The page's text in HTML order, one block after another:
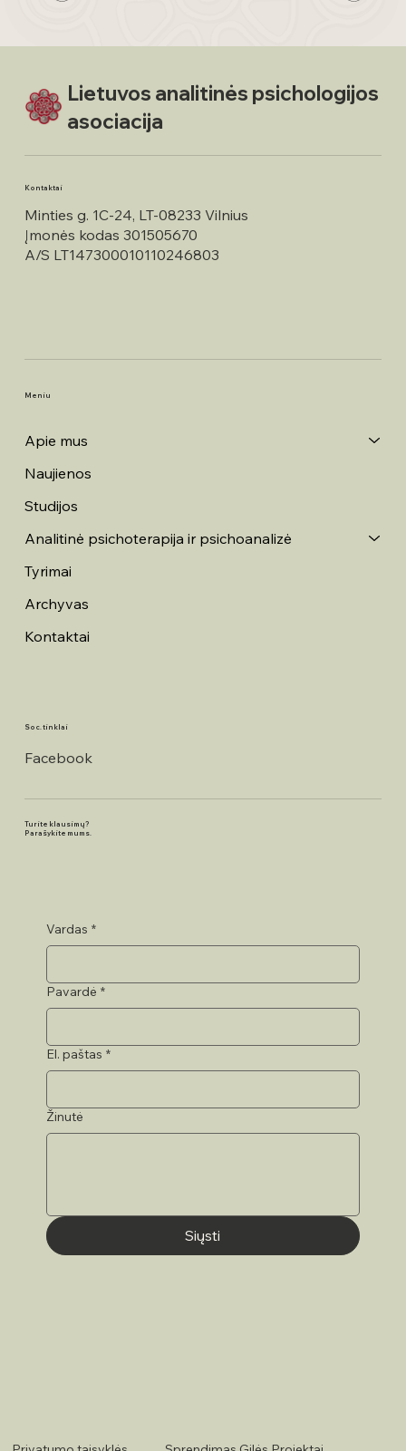
Lietuvos analitinės psichologijos
asociacija
Kontaktai
Minties g. 1C-24, LT-08233 Vilnius
Įmonės kodas 301505670
A/S LT147300010110246803
Meniu
Apie mus
Naujienos
Studijos
Analitinė psichoterapija ir psichoanalizė
Tyrimai
Archyvas
Kontaktai
Soc. tinklai
Facebook
Turite klausimų?
Parašykite mums.
Vardas *
Pavardė *
El. paštas *
Žinutė
Siųsti